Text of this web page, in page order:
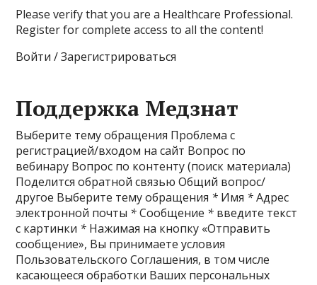
Please verify that you are a Healthcare Professional.
Register for complete access to all the content!
Войти / Зарегистрироваться
Поддержка Медзнат
Выберите тему обращения Проблема с
регистрацией/входом на сайт Вопрос по
вебинару Вопрос по контенту (поиск материала)
Поделится обратной связью Общий вопрос/
другое Выберите тему обращения * Имя *Адрес
электронной почты *Сообщение * введите текст
с картинки * Нажимая на кнопку «Отправить
сообщение», Вы принимаете условия
Пользовательского Соглашения, в том числе
касающееся обработки Ваших персональных